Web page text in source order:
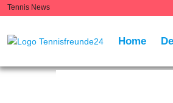
Tennis News
Home